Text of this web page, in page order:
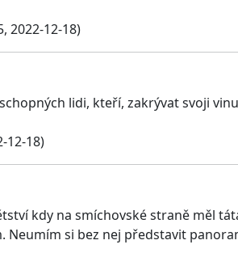
2022-12-18)
lidi, kteří, zakrývat svoji
12-18)
kdy na smíchovské straně měl
Neumím si bez nej představit